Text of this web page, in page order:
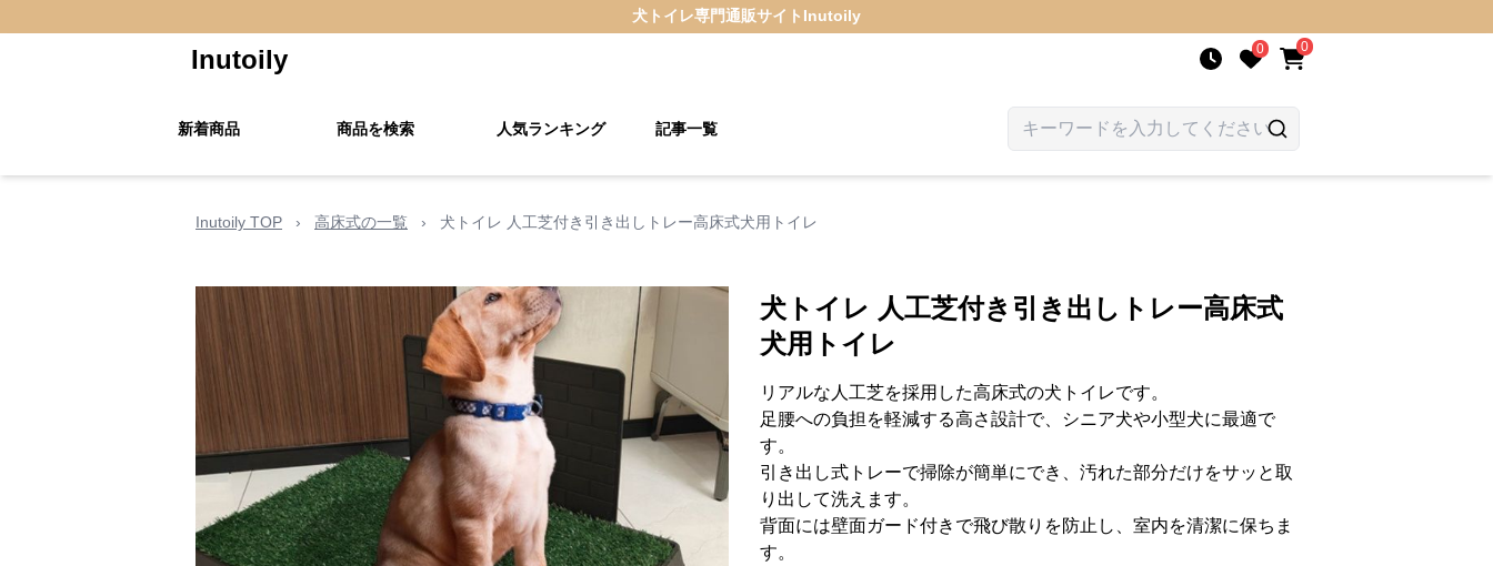
犬トイレ専門通販サイト Inutoily
Inutoily 0 0
新着商品 商品を検索 人気ランキング 記事一覧
Inutoily TOP › 高床式の一覧 › 犬トイレ 人工芝付き引き出しトレー高床式犬用トイレ
犬トイレ 人工芝付き引き出しトレー高床式
犬用トイレ
リアルな人工芝を採用した高床式の犬トイレです。
足腰への負担を軽減する高さ設計で、シニア犬や小型犬に最適で
す。
引き出し式トレーで掃除が簡単にでき、汚れた部分だけをサッと取
り出して洗えます。
背面には壁面ガード付きで飛び散りを防止し、室内を清潔に保ちま
す。